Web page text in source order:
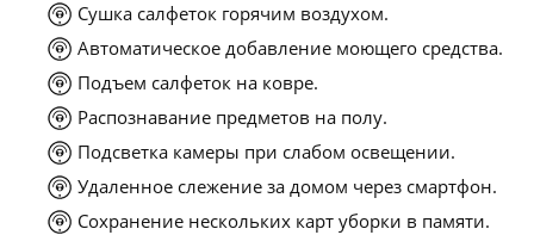
Сушка салфеток горячим воздухом.
Автоматическое добавление моющего средства.
Подъем салфеток на ковре.
Распознавание предметов на полу.
Подсветка камеры при слабом освещении.
Удаленное слежение за домом через смартфон.
Сохранение нескольких карт уборки в памяти.